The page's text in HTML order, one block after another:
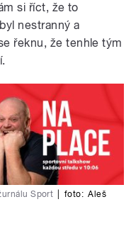
si říct, že to
nestranný a
řeknu, že tenhle tým
Sport foto: Aleš